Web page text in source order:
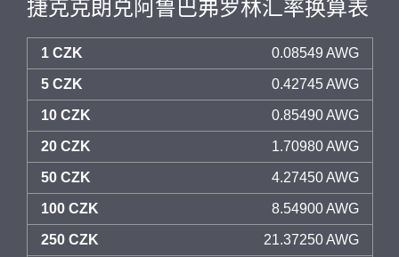
捷克克朗兑阿鲁巴弗罗林汇率换算表
1 CZK 0.08549 AWG
5 CZK 0.42745 AWG
10 CZK 0.85490 AWG
20 CZK 1.70980 AWG
50 CZK 4.27450 AWG
100 CZK 8.54900 AWG
250 CZK 21.37250 AWG